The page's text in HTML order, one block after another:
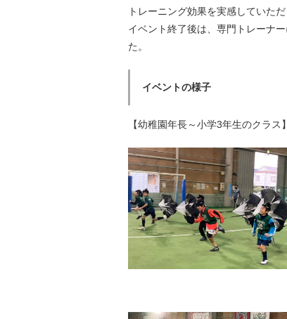
トレーニング効果を実感していただ
イベント終了後は、専門トレーナ
た。
イベントの様子
【幼稚園年長～小学3年生のクラス】